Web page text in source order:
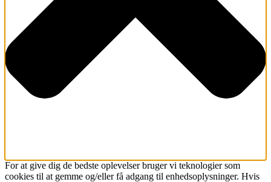
For at give dig de bedste oplevelser bruger vi teknologier som
cookies til at gemme og/eller få adgang til enhedsoplysninger. Hvis